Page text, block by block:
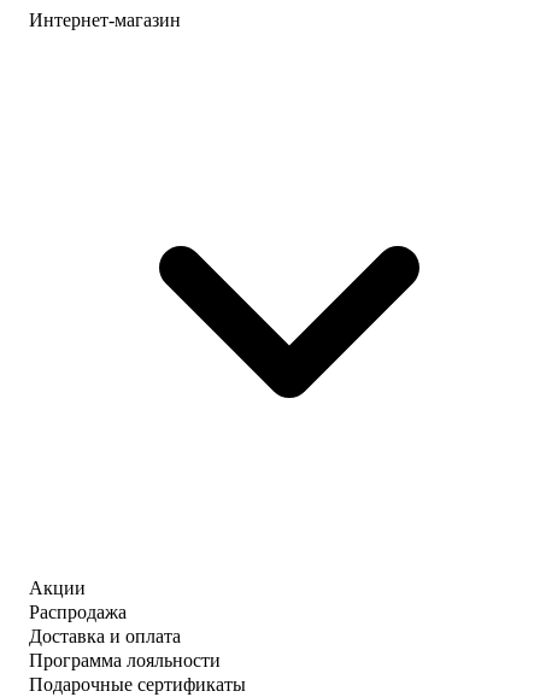
Интернет-магазин
Акции
Распродажа
Доставка и оплата
Программа лояльности
Подарочные сертификаты